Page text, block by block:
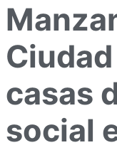
casas
social